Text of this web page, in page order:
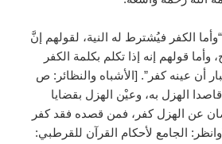
الكفر فيُشترط له النية، لقولهم إنَّ
قولهم إنه إذا تكلم بكلمة الكفر
أن عينه كفر”. [الأشباه والنظائر: ص
قاصدا الهزل به، وعيْن الهزل بقضايا
عن الهزل كفر، فمن قصده فقد كفر
الجامع لأحكام القرآن للقرطبي: